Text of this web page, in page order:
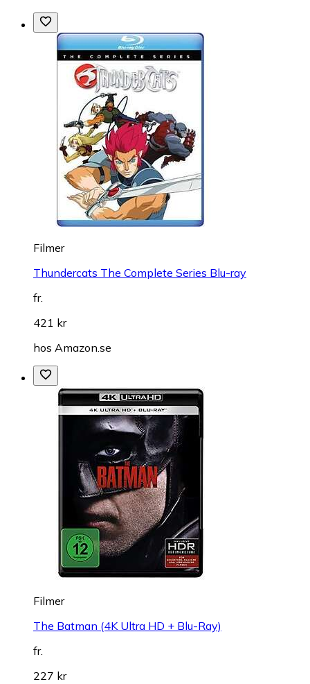
Filmer
Thundercats The Complete Series Blu-ray
fr.
421 kr
hos Amazon.se
Filmer
The Batman (4K Ultra HD + Blu-Ray)
fr.
227 kr